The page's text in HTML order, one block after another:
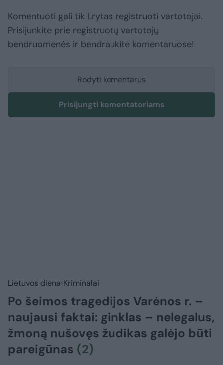
Komentuoti gali tik Lrytas registruoti vartotojai.
Prisijunkite prie registruotų vartotojų
bendruomenės ir bendraukite komentaruose!
Rodyti komentarus
Prisijungti komentatoriams
Lietuvos diena Kriminalai
Po šeimos tragedijos Varėnos r. –
naujausi faktai: ginklas – nelegalus,
žmoną nušovęs žudikas galėjo būti
pareigūnas (2)